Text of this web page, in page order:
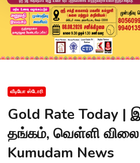
வீடியோ ஸ்டோரி
Gold Rate Today |
தங்கம், வெள்ளி விலை
Kumudam News